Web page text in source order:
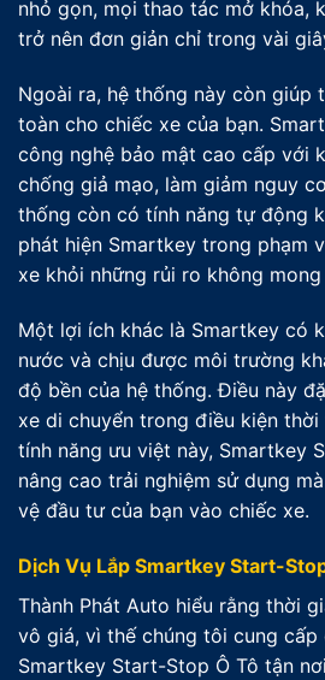
nhỏ gọn, mọi thao tác mở khóa,
trở nên đơn giản chỉ trong vài
Ngoài ra, hệ thống này còn giúp
toàn cho chiếc xe của bạn.
công nghệ bảo mật cao cấp với
chống giả mạo, làm giảm nguy
thống còn có tính năng tự động
phát hiện Smartkey trong phạm
xe khỏi những rủi ro không mong
Một lợi ích khác là Smartkey có
nước và chịu được môi trường
độ bền của hệ thống. Điều này
xe di chuyển trong điều kiện
tính năng ưu việt này, Smartkey
nâng cao trải nghiệm sử dụng
vệ đầu tư của bạn vào chiếc xe.
Dịch Vụ Lắp Smartkey Start-
Thành Phát Auto hiểu rằng thời
vô giá, vì thế chúng tôi cung cấp
Smartkey Start-Stop Ô Tô tận